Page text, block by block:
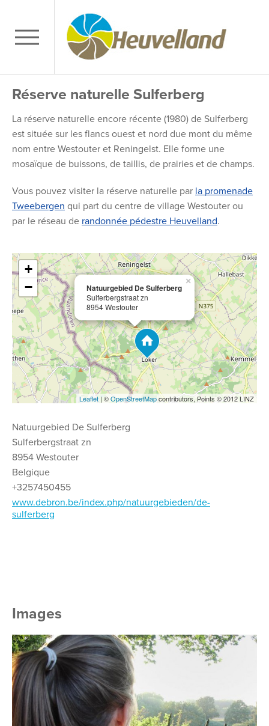
Réserve naturelle Sulferberg
La réserve naturelle encore récente (1980) de Sulferberg
est située sur les flancs ouest et nord due mont du même
nom entre Westouter et Reningelst. Elle forme une
mosaïque de buissons, de taillis, de prairies et de champs.
Vous pouvez visiter la réserve naturelle par la promenade
Tweebergen qui part du centre de village Westouter ou
par le réseau de randonnée pédestre Heuvelland.
Natuurgebied De Sulferberg
Sulferbergstraat zn
8954 Westouter
×
+
−
Leaflet | ©OpenStreetMapcontributors, Points © 2012 LINZ
Natuurgebied De Sulferberg
Sulferbergstraat zn
8954 Westouter
Belgique
+3257450455
www.debron.be/index.php/natuurgebieden/de-
sulferberg
Images